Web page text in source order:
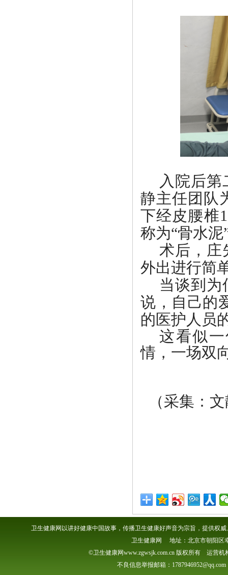
入院后
静主任团队
下经皮腰椎
称为“骨水泥
术后 ，
外出进行简
当谈到为
说，自己的
的医护人员
这看似
情，一场双
（采集：
卫生健康网以讲好健康中国故事，传播卫生健康好声音为宗旨，提供权
卫生健康网 地址：北京市朝阳区
©卫生健康网www.zgwsjk.com.cn 版权所有 运营
不良信息举报邮箱：